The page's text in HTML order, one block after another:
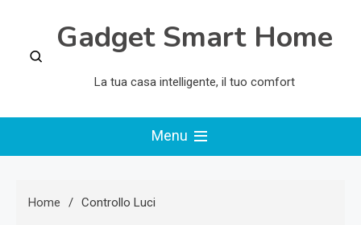
content
Gadget Smart Home
La tua casa intelligente, il tuo comfort
Menu
Home Controllo Luci